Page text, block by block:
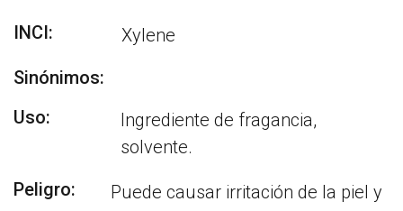
INCI:
Xylene
Sinónimos:
Uso:
Ingrediente de fragancia,
solvente.
Peligro:
Puede causar irritación de la piel y